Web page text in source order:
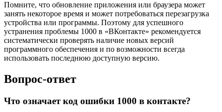
Помните, что обновление приложения или браузера может
занять некоторое время и может потребоваться перезагрузка
устройства или программы. Поэтому для успешного
устранения проблемы 1000 в «ВКонтакте» рекомендуется
систематически проверять наличие новых версий
программного обеспечения и по возможности всегда
использовать последнюю доступную версию.
Вопрос-ответ
Что означает код ошибки 1000 в контакте?